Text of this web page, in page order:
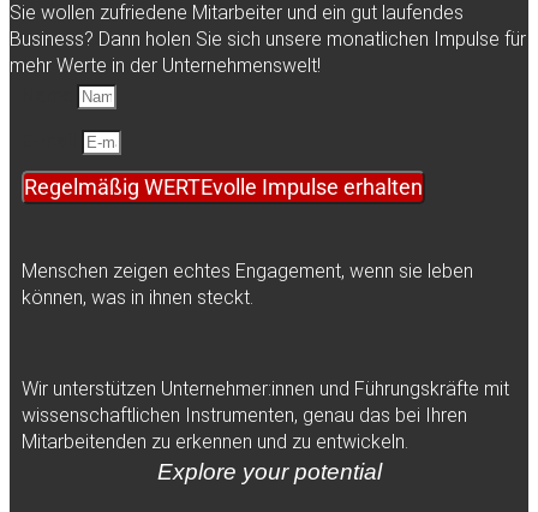
Sie wollen zufriedene Mitarbeiter und ein gut laufendes
Business? Dann holen Sie sich unsere monatlichen Impulse für
mehr Werte in der Unternehmenswelt!
Regelmäßig WERTEvolle Impulse erhalten
Menschen zeigen echtes Engagement, wenn sie leben
können, was in ihnen steckt.
Wir unterstützen Unternehmer:innen und Führungskräfte mit
wissenschaftlichen Instrumenten, genau das bei Ihren
Mitarbeitenden zu erkennen und zu entwickeln.
Explore your potential